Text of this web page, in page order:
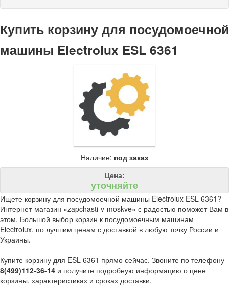
Купить корзину для посудомоечной
машины Electrolux ESL 6361
Наличие: под заказ
Цена:
уточняйте
Ищете корзину для посудомоечной машины Electrolux ESL 6361?
Интернет-магазин «zapchasti-v-moskve» с радостью поможет Вам в
этом. Большой выбор корзин к посудомоечным машинам
Electrolux, по лучшим ценам с доставкой в любую точку России и
Украины.
Купите корзину для ESL 6361 прямо сейчас. Звоните по телефону
8(499)112-36-14 и получите подробную информацию о цене
корзины, характеристиках и сроках доставки.